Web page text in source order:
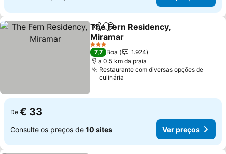
PartilharAdicionar aos favoritos
The Fern Residency,
Miramar
3 Estrelas
7,7 Boa
1.924
a 0.5 km da praia
Restaurante com diversas opções de
culinária
De € 33
Consulte os preços de 10 sites Ver preços